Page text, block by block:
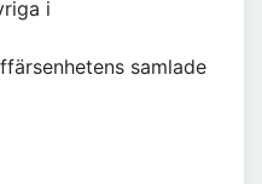
i
samlade